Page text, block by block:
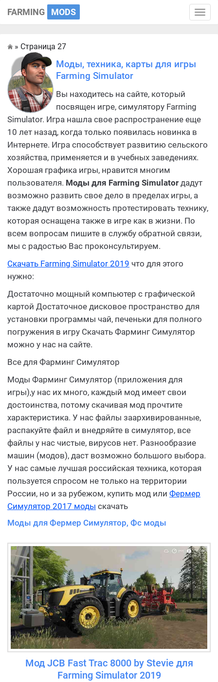
Toggle
FARMING MODS
Главная
» Страница 27
Моды, техника, карты для игры
Farming Simulator
Вы находитесь на сайте, который
посвящен игре, симулятору Farming
Simulator. Игра нашла свое распространение еще
10 лет назад, когда только появилась новинка в
Интернете. Игра способствует развитию сельского
хозяйства, применяется и в учебных заведениях.
Хорошая графика игры, нравится многим
пользователя. Моды для Farming Simulator дадут
возможно развить свое дело в пределах игры, а
также дадут возможность протестировать технику,
которая оснащена также в игре как в жизни. По
всем вопросам пишите в службу обратной связи,
мы с радостью Вас проконсультируем.
Скачать Farming Simulator 2019 что для этого
нужно:
Достаточно мощный компьютер с графической
картой Достаточное дисковое пространство для
установки программы чай, печеньки для полного
погружения в игру Скачать Фарминг Симулятор
можно у нас на сайте.
Все для Фарминг Симулятор
Моды Фарминг Симулятор (приложения для
игры),у нас их много, каждый мод имеет свои
достоинства, потому скачивая мод прочтите
характеристика. У нас файлы заархивированные,
распакуйте файл и внедряйте в симулятор, все
файлы у нас чистые, вирусов нет. Разнообразие
машин (модов), даст возможно большого выбора.
У нас самые лучшая российская техника, которая
пользуется спросом не только на территории
России, но и за рубежом, купить мод или Фермер
Симулятор 2017 моды скачать
Моды для Фермер Симулятор, Фс моды
Мод JCB Fast Trac 8000 by Stevie для
Farming Simulator 2019